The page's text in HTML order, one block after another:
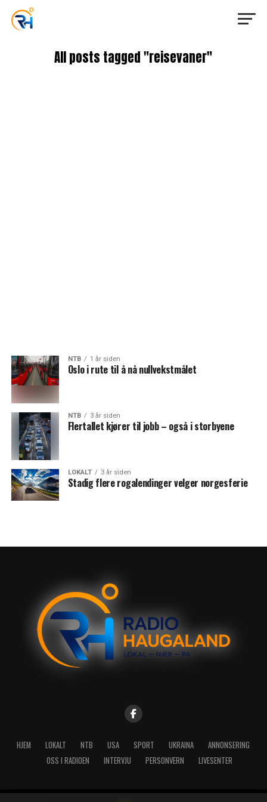
All posts tagged "reisevaner"
NTB 1 år siden
Oslo i rute til å nå nullvekstmålet
NTB 3 år siden
Flertallet kjører til jobb – også i storbyene
LOKALT 3 år siden
Stadig flere rogalendinger velger norgesferie
HJEM LOKALT NTB USA SPORT UKRAINA
ANNONSERING
OSS I RADIOEN
INTERVJU PERSONVERN LIVESENTER